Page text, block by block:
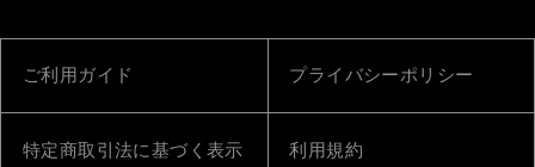
ご利用ガイド プライバシーポリシー
特定商取引法に基づく表示 利用規約